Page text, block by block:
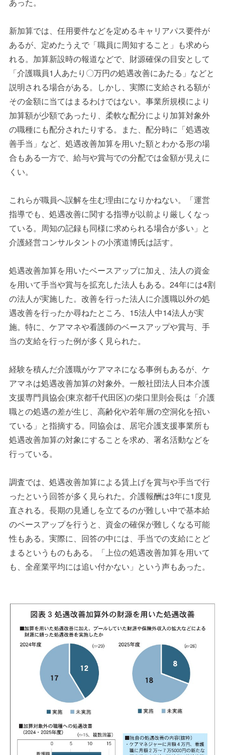
新加算では、任用要件などを定めるキャリアパス要件が
あるが、定めたうえで「職員に周知すること」も求めら
れる。加算新設時の報道などで、財源確保の目安として
「介護職員1 人あたり〇万円の処遇改善にあたる」などと
説明される場合がある。しかし、実際に支給される額が
その金額に当てはまるわけではない。事業所規模により
加算額が少額であったり、柔軟な配分により加算対象外
の職種にも配分されたりする。また、配分時に「処遇改
善手当」など、処遇改善加算を用いた額とわかる形の場
合もある一方で、給与や賞与での分配では金額が見えに
くい。
これらが職員へ誤解を生む理由になりかねない。「運営
指導でも、処遇改善に関する指導が以前より厳しくなっ
ている。周知の記録も同様に求められる場合が多い」と
介護経営コンサルタントの小濱道博氏は話す。
処遇改善加算を用いたベースアップに加え、法人の資金
を用いて手当や賞与を拡充した法人もある。 24年には4割
の法人が実施した。改善を行った法人に介護職以外の処
遇改善を行ったか尋ねたところ、 15法人中14法人が実
施。特に、ケアマネや看護師のベースアップや賞与、手
当の支給を行った例が多く見られた。
経験を積んだ介護職がケアマネになる事例もあるが、ケ
アマネは処遇改善加算の対象外。一般社団法人日本介護
支援専門員協会(東京都千代田区)の柴口里則会長は「介護
職との処遇の差が生じ、高齢化や若年層の空洞化を招い
ている」と指摘する。同協会は、居宅介護支援事業所も
処遇改善加算の対象にすることを求め、署名活動などを
行っている。
調査では、処遇改善加算による賃上げを賞与や手当で行
ったという回答が多く見られた。介護報酬は3年に1度見
直される。長期の見通しを立てるのが難しい中で基本給
のベースアップを行うと、資金の確保が難しくなる可能
性もある。実際に、回答の中には、手当での支給にとど
まるというものもある。「上位の処遇改善加算を用いて
も、全産業平均には追い付かない」という声もあった。